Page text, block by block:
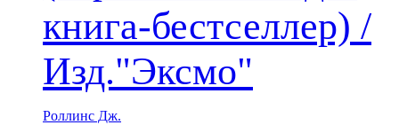
Роллинс Дж.